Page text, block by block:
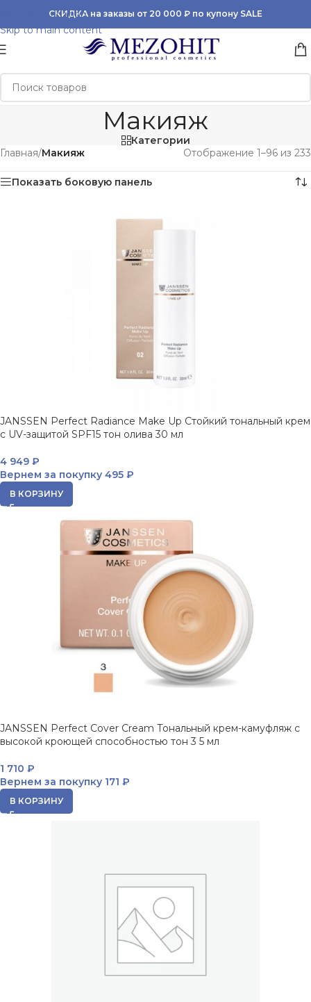
Skip to navigation
Skip to main content
СКИДКА на заказы от 20 000 ₽ по купону SALE
Макияж
Категории
Главная/Макияж Отображение 1–96 из 233
Показать боковую панель
JANSSEN Perfect Radiance Make Up Стойкий тональный крем
с UV-защитой SPF15 тон олива 30 мл
4 949 ₽
Вернем за покупку 495 ₽
В КОРЗИНУ
JANSSEN Perfect Cover Cream Тональный крем-камуфляж с
высокой кроющей способностью тон 3 5 мл
1 710 ₽
Вернем за покупку 171 ₽
В КОРЗИНУ